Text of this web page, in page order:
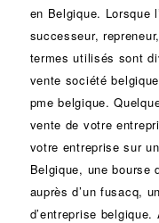
en Belgique. Lorsque
successeur,
termes utilisés sont
vente société
pme belgique.
vente de votre
votre entreprise sur
Belgique, unebourse
auprès d’un fusacq,
d’entreprise belgique.